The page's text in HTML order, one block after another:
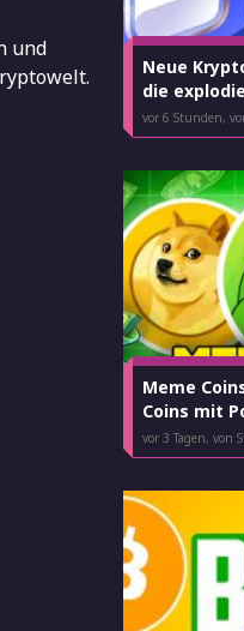
und
Neue
die
vor 6 Stunden,
Meme
Coins mit
vor 3 Tagen, von